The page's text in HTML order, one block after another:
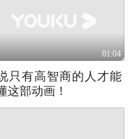
01:04
只有高智商的人才能
这部动画！